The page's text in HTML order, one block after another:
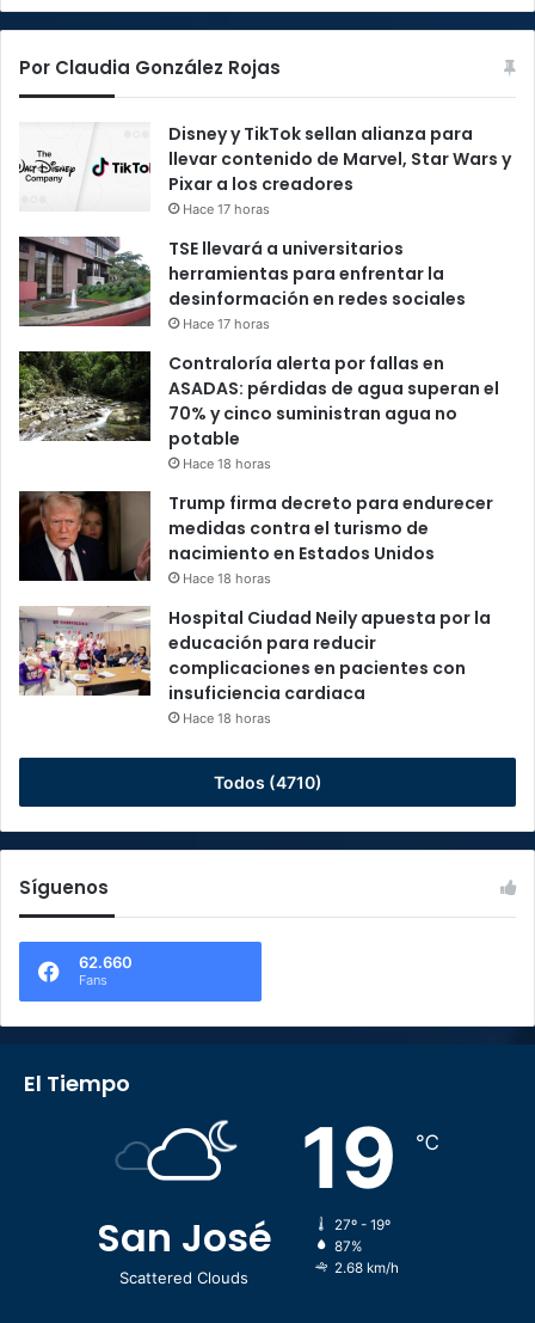
Por Claudia González Rojas
Disney y TikTok sellan alianza para
llevar contenido de Marvel, Star Wars y
Pixar a los creadores
Hace 17 horas
TSE llevará a universitarios
herramientas para enfrentar la
desinformación en redes sociales
Hace 17 horas
Contraloría alerta por fallas en
ASADAS: pérdidas de agua superan el
70% y cinco suministran agua no
potable
Hace 18 horas
Trump firma decreto para endurecer
medidas contra el turismo de
nacimiento en Estados Unidos
Hace 18 horas
Hospital Ciudad Neily apuesta por la
educación para reducir
complicaciones en pacientes con
insuficiencia cardiaca
Hace 18 horas
Todos (4710)
Síguenos
62.660
Fans
El Tiempo
San José
Scattered Clouds
19 ℃
27º - 19º
87%
2.68 km/h